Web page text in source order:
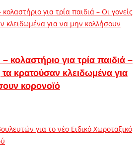
– κολαστήριο για τρία παιδιά –
τα κρατούσαν κλειδωμένα για
κορονοϊό